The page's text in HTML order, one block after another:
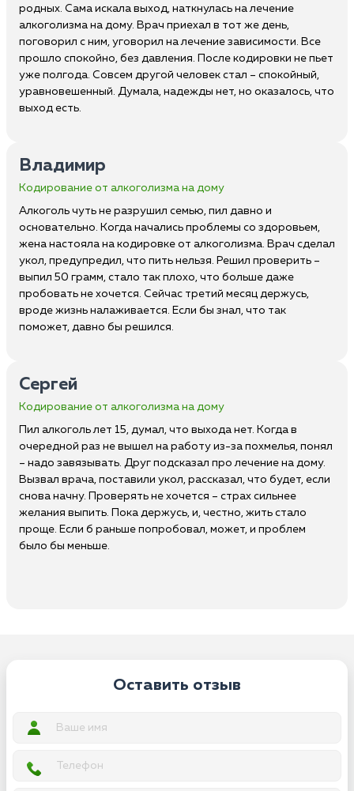
родных. Сама искала выход, наткнулась на лечение
алкоголизма на дому. Врач приехал в тот же день,
поговорил с ним, уговорил на лечение зависимости. Все
прошло спокойно, без давления. После кодировки не пьет
уже полгода. Совсем другой человек стал – спокойный,
уравновешенный. Думала, надежды нет, но оказалось, что
выход есть.
Владимир
Кодирование от алкоголизма на дому
Алкоголь чуть не разрушил семью, пил давно и
основательно. Когда начались проблемы со здоровьем,
жена настояла на кодировке от алкоголизма. Врач сделал
укол, предупредил, что пить нельзя. Решил проверить –
выпил 50 грамм, стало так плохо, что больше даже
пробовать не хочется. Сейчас третий месяц держусь,
вроде жизнь налаживается. Если бы знал, что так
поможет, давно бы решился.
Сергей
Кодирование от алкоголизма на дому
Пил алкоголь лет 15, думал, что выхода нет. Когда в
очередной раз не вышел на работу из-за похмелья, понял
– надо завязывать. Друг подсказал про лечение на дому.
Вызвал врача, поставили укол, рассказал, что будет, если
снова начну. Проверять не хочется – страх сильнее
желания выпить. Пока держусь, и, честно, жить стало
проще. Если б раньше попробовал, может, и проблем
было бы меньше.
Оставить отзыв